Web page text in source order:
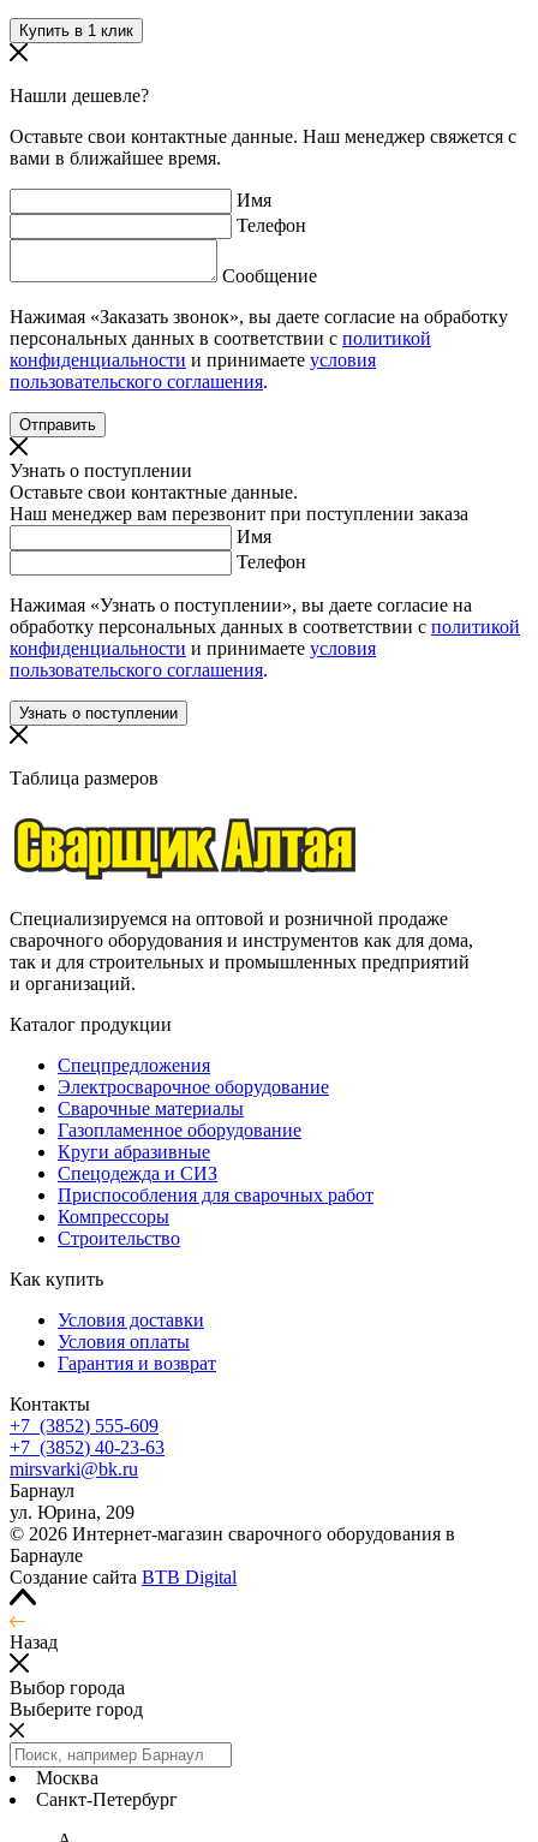
Нашли дешевле?
Оставьте свои контактные данные. Наш менеджер свяжется с
вами в ближайшее время.
Имя
Телефон
Сообщение
Нажимая «Заказать звонок», вы даете согласие на обработку
персональных данных в соответствии с политикой
конфиденциальности и принимаете условия
пользовательского соглашения.
Узнать о поступлении
Оставьте свои контактные данные.
Наш менеджер вам перезвонит при поступлении заказа
Имя
Телефон
Нажимая «Узнать о поступлении», вы даете согласие на
обработку персональных данных в соответствии с политикой
конфиденциальности и принимаете условия
пользовательского соглашения.
Таблица размеров
Специализируемся на оптовой и розничной продаже
сварочного оборудования и инструментов как для дома,
так и для строительных и промышленных предприятий
и организаций.
Каталог продукции
Спецпредложения
Электросварочное оборудование
Сварочные материалы
Газопламенное оборудование
Круги абразивные
Спецодежда и СИЗ
Приспособления для сварочных работ
Компрессоры
Строительство
Как купить
Условия доставки
Условия оплаты
Гарантия и возврат
Контакты
+7 (3852) 555-609
+7 (3852) 40-23-63
mirsvarki@bk.ru
Барнаул
ул. Юрина, 209
© 2026 Интернет-магазин сварочного оборудования в
Барнауле
Создание сайта BTB Digital
Назад
Выбор города
Выберите город
Москва
Санкт-Петербург